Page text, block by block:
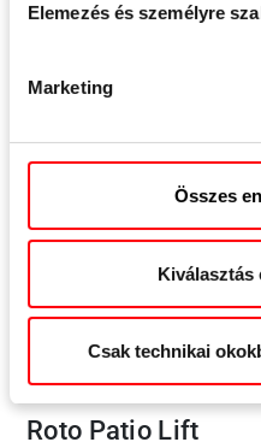
Elemezés és személyre
Marketing
Összes
Kiválasztás
Csak technikai
Roto Patio Lift